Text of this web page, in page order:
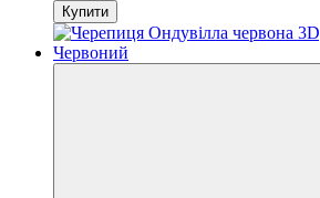
Купити